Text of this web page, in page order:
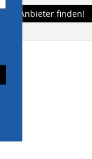
Anbieter finden!